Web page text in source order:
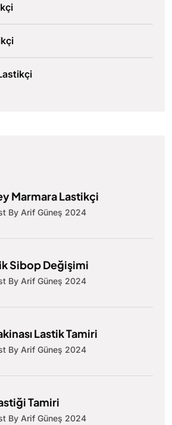
Marmara Lastikçi
By Arif Güneş 2024
Sibop Değişimi
By Arif Güneş 2024
Lastik Tamiri
By Arif Güneş 2024
Tamiri
By Arif Güneş 2024